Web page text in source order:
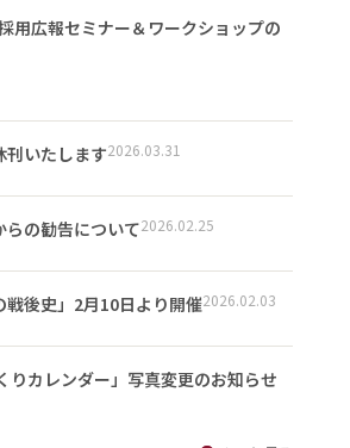
広報セミナー＆ワークショップの
刊いたします2026.03.31
らの勧告について2026.02.25
戦後史」2月10日より開催2026.02.03
りカレンダー」写真変更のお知らせ